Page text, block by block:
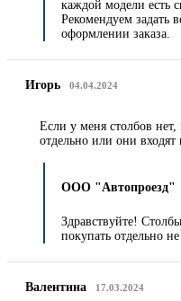
каждой модели есть
Рекомендуем задать
оформлении заказа.
Игорь 04.04.2024
Если у меня столбов
отдельно или они входят
ООО "Автопроезд"
Здравствуйте!
покупать отдельно
Валентина 17.03.2024